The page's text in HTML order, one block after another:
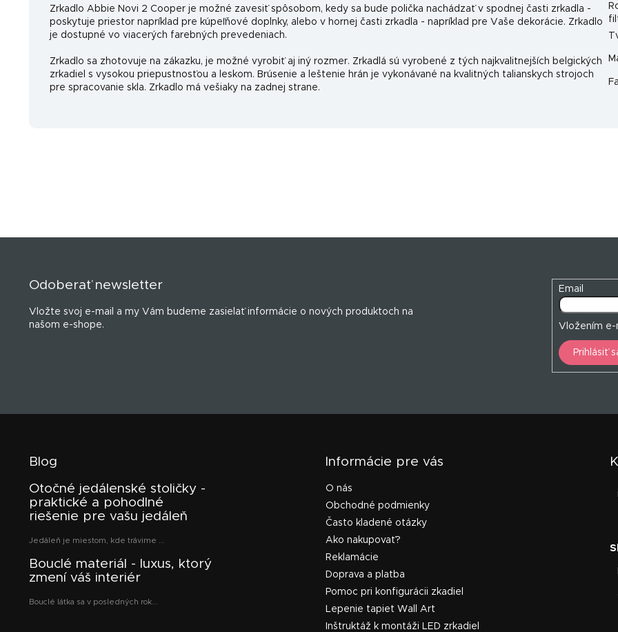
Zrkadlo Abbie Novi 2 Cooper je možné zavesiť spôsobom, kedy sa bude polička nachádzať v spodnej časti zrkadla -
poskytuje priestor napríklad pre kúpeľňové doplnky, alebo v hornej časti zrkadla - napríklad pre Vaše dekorácie. Zrkadlo
je dostupné vo viacerých farebných prevedeniach.
Zrkadlo sa zhotovuje na zákazku, je možné vyrobiť aj iný rozmer. Zrkadlá sú vyrobené z tých najkvalitnejších belgických
zrkadiel s vysokou priepustnosťou a leskom. Brúsenie a leštenie hrán je vykonávané na kvalitných talianskych strojoch
pre spracovanie skla. Zrkadlo má vešiaky na zadnej strane.
Odoberať newsletter
Vložte svoj e-mail a my Vám budeme zasielať informácie o nových produktoch na
našom e-shope.
Email
Vložením e-
Prihlásiť
Blog
Otočné jedálenské stoličky -
praktické a pohodlné
riešenie pre vašu jedáleň
Jedáleň je miestom, kde trávime ...
Bouclé materiál - luxus, ktorý
zmení váš interiér
Bouclé látka sa v posledných rok...
Informácie pre vás
O nás
Obchodné podmienky
Často kladené otázky
Ako nakupovať?
Reklamácie
Doprava a platba
Pomoc pri konfigurácii zkadiel
Lepenie tapiet Wall Art
Inštruktáž k montáži LED zrkadiel